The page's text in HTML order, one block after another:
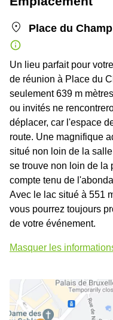
Place du
Un lieu parfait pour
de réunion à Place du
seulement 639 m
ou invités ne
déplacer, car l'espace
route. Une magnifique
situé non loin de la
se trouve non loin de la
compte tenu de
Avec le lac situé à 551
vous pourrez toujours
de votre événement.
Masquer les